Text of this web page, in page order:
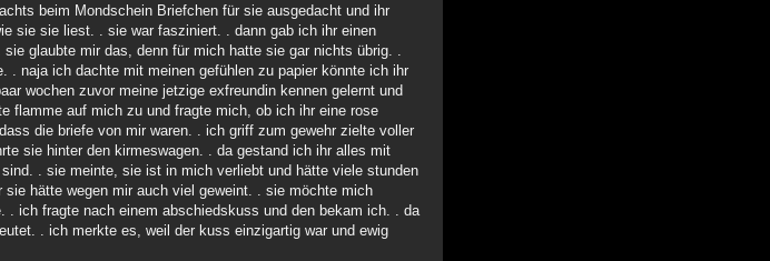
beim Mondschein Briefchen für sie ausgedacht und ihr
sie sie liest. . sie war fasziniert. . dann gab ich ihr einen
glaubte mir das, denn für mich hatte sie gar nichts übrig. .
naja ich dachte mit meinen gefühlen zu papier könnte ich ihr
wochen zuvor meine jetzige exfreundin kennen gelernt und
flamme auf mich zu und fragte mich, ob ich ihr eine rose
die briefe von mir waren. . ich griff zum gewehr zielte voller
sie hinter den kirmeswagen. . da gestand ich ihr alles mit
. sie meinte, sie ist in mich verliebt und hätte viele stunden
hätte wegen mir auch viel geweint. . sie möchte mich
ich fragte nach einem abschiedskuss und den bekam ich. . da
. ich merkte es, weil der kuss einzigartig war und ewig